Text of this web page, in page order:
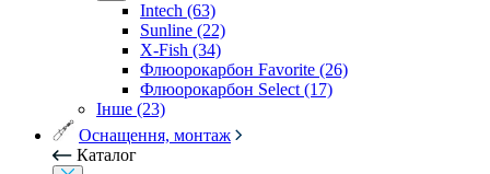
Intech (63)
Sunline (22)
X-Fish (34)
Флюорокарбон Favorite (26)
Флюорокарбон Select (17)
Інше (23)
Оснащення, монтаж
Каталог